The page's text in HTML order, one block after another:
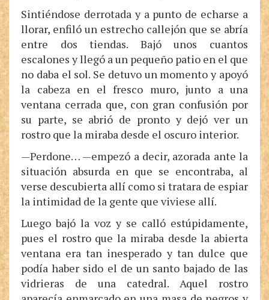
Sintiéndose derrotada y a punto de echarse a
llorar, enfiló un estrecho callejón que se abría
entre dos tiendas. Bajó unos cuantos
escalones y llegó a un pequeño patio en el que
no daba el sol. Se detuvo un momento y apoyó
la cabeza en el fresco muro, junto a una
ventana cerrada que, con gran confusión por
su parte, se abrió de pronto y dejó ver un
rostro que la miraba desde el oscuro interior.
—Perdone… —empezó a decir, azorada ante la
situación absurda en que se encontraba, al
verse descubierta allí como si tratara de espiar
la intimidad de la gente que viviese allí.
Luego bajó la voz y se calló estúpidamente,
pues el rostro que la miraba desde la abierta
ventana era tan inesperado y tan dulce que
podía haber sido el de un santo bajado de las
vidrieras de una catedral. Aquel rostro